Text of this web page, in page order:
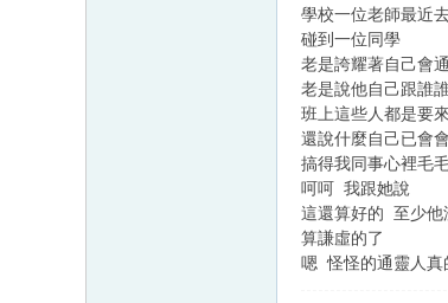
學校一位老師最近
碰到一位同學
老是誇耀著自己會
老是說他自己跟誰
班上這些人都是要
還說什麼自己已會
搞得我同事心裡毛
呵呵 我跟她說
這還算好的 至少他
算謙虛的了
嗯 怪怪的通靈人真